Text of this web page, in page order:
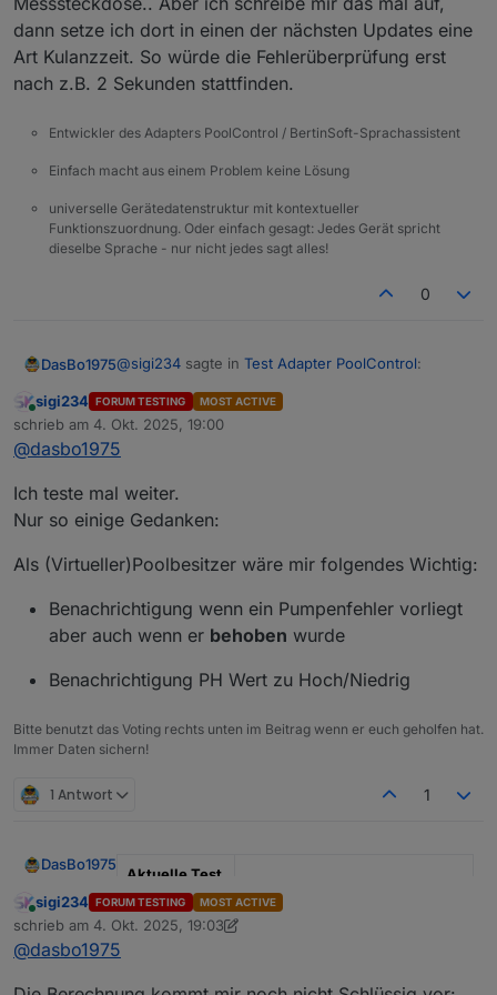
dann setze ich dort in einen der nächsten Updates eine
Art Kulanzzeit. So würde die Fehlerüberprüfung erst
nach z.B. 2 Sekunden stattfinden.
Entwickler des Adapters PoolControl / BertinSoft-Sprachassistent
Einfach macht aus einem Problem keine Lösung
universelle Gerätedatenstruktur mit kontextueller
Funktionszuordnung. Oder einfach gesagt: Jedes Gerät spricht
dieselbe Sprache - nur nicht jedes sagt alles!
0
DasBo1975@sigi234 sagte in Test Adapter PoolControl:
@dasbo1975sagte in
ioBroker.poolcontrol – Version 0.1.1
veröffentlicht
startet eine Leistung angeben.
Ich habe da ein Blockly dafür:
blockly´s liegen. Das feuert viel schneller als eine
Messsteckdose.. Aber ich schreibe mir das mal auf,
eine Art Kulanzzeit. So würde die
stattfinden.
Online
sigi234 FORUM TESTING MOST ACTIVE
schrieb am 4. Okt. 2025, 19:00
zuletzt editiert von
@dasbo1975
Ich teste mal weiter.
Nur so einige Gedanken:
Als (Virtueller)Poolbesitzer wäre mir folgendes Wichtig:
Benachrichtigung wenn ein Pumpenfehler vorliegt
aber auch wenn er behoben wurde
Benachrichtigung PH Wert zu Hoch/Niedrig
Bitte benutzt das Voting rechts unten im Beitrag wenn er euch geholfen hat.
Immer Daten sichern!
1 Antwort 1
DasBo1975
Aktuelle Test
Version
1.4.1
Veröffentlichu
Online
sigi234 FORUM TESTING MOST ACTIVE
schrieb am 4. Okt. 2025, 19:03
zuletzt editiert von sigi23410. Apr. 2025, 21:07
@dasbo1975